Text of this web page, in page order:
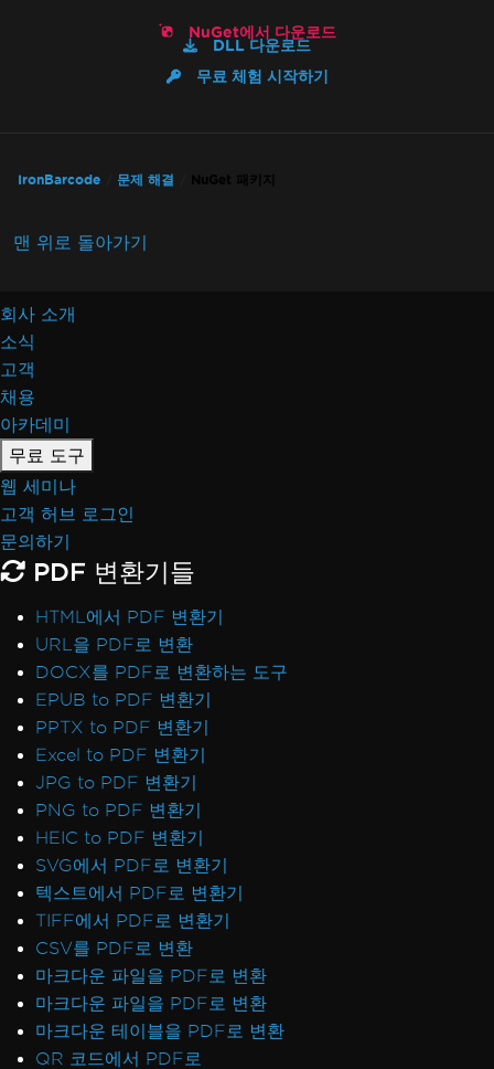
NuGet에서 다운로드
DLL 다운로드
무료 체험 시작하기
IronBarcode 문제 해결 NuGet 패키지
맨 위로 돌아가기
회사 소개
소식
고객
채용
아카데미
무료 도구
웹 세미나
고객 허브 로그인
문의하기
PDF 변환기들
HTML에서 PDF 변환기
URL을 PDF로 변환
DOCX를 PDF로 변환하는 도구
EPUB to PDF 변환기
PPTX to PDF 변환기
Excel to PDF 변환기
JPG to PDF 변환기
PNG to PDF 변환기
HEIC to PDF 변환기
SVG에서 PDF로 변환기
텍스트에서 PDF로 변환기
TIFF에서 PDF로 변환기
CSV를 PDF로 변환
마크다운 파일을 PDF로 변환
마크다운 파일을 PDF로 변환
마크다운 테이블을 PDF로 변환
QR 코드에서 PDF로